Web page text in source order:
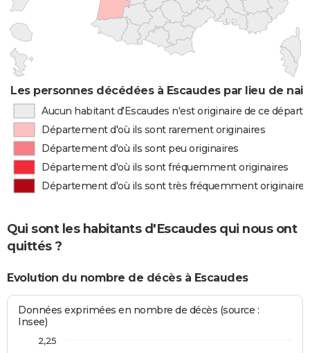
Les personnes décédées à Escaudes par lieu de
Aucun habitant d'Escaudes n'est originaire de ce
Département d'où ils sont rarement originaires
Département d'où ils sont peu originaires
Département d'où ils sont fréquemment originaires
Département d'où ils sont très fréquemment originaires
Qui sont les habitants d'Escaudes qui nous ont
quittés ?
Evolution du nombre de décès à Escaudes
Données exprimées en nombre de décès (source :
Insee)
2,25